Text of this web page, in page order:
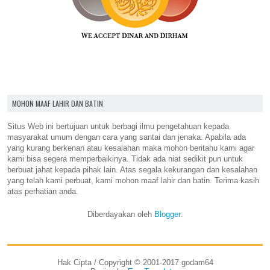
MOHON MAAF LAHIR DAN BATIN
Situs Web ini bertujuan untuk berbagi ilmu pengetahuan kepada
masyarakat umum dengan cara yang santai dan jenaka. Apabila ada
yang kurang berkenan atau kesalahan maka mohon beritahu kami agar
kami bisa segera memperbaikinya. Tidak ada niat sedikit pun untuk
berbuat jahat kepada pihak lain. Atas segala kekurangan dan kesalahan
yang telah kami perbuat, kami mohon maaf lahir dan batin. Terima kasih
atas perhatian anda.
Diberdayakan oleh Blogger.
Hak Cipta / Copyright © 2001-2017 godam64